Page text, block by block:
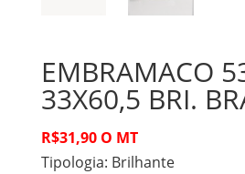
EMBRAMACO
33X60,5 BRI.
R$31,90 O MT
Tipologia: Brilhante